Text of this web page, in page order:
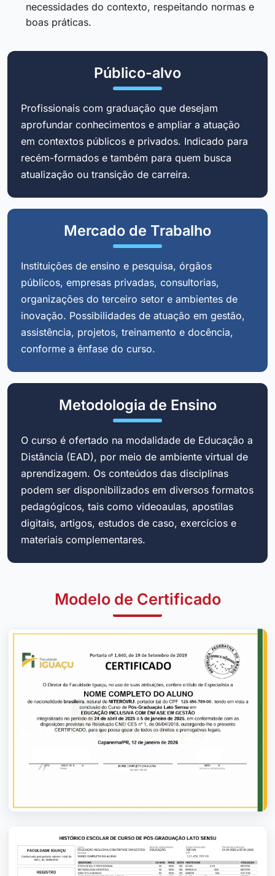
necessidades do contexto, respeitando normas e
boas práticas.
Público-alvo
Profissionais com graduação que desejam
aprofundar conhecimentos e ampliar a atuação
em contextos públicos e privados. Indicado para
recém-formados e também para quem busca
atualização ou transição de carreira.
Mercado de Trabalho
Instituições de ensino e pesquisa, órgãos
públicos, empresas privadas, consultorias,
organizações do terceiro setor e ambientes de
inovação. Possibilidades de atuação em gestão,
assistência, projetos, treinamento e docência,
conforme a ênfase do curso.
Metodologia de Ensino
O curso é ofertado na modalidade de Educação a
Distância (EAD), por meio de ambiente virtual de
aprendizagem. Os conteúdos das disciplinas
podem ser disponibilizados em diversos formatos
pedagógicos, tais como videoaulas, apostilas
digitais, artigos, estudos de caso, exercícios e
materiais complementares.
Modelo de Certificado